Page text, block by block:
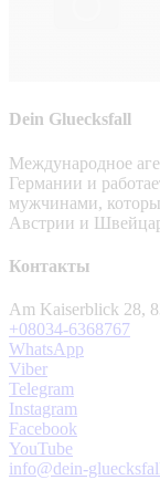
Dein Gluecksfall
Международное
Германии и
мужчинами,
Австрии и
Контакты
Am Kaiserblick 28,
+08034-6368767
WhatsApp
Viber
Telegram
Instagram
Facebook
YouTube
info@dein-